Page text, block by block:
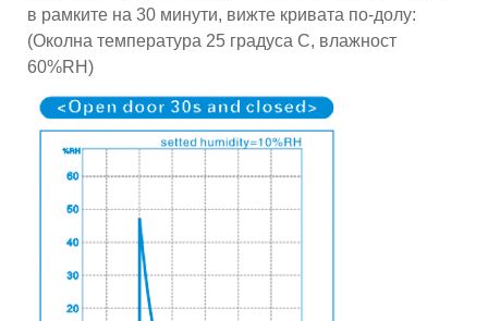
в рамките на 30 минути, вижте кривата по-долу:
(Околна температура 25 градуса C, влажност
60%RH)